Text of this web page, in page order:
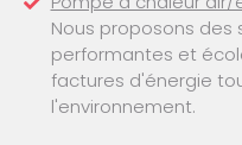
Nous proposons
performantes et
factures d'énergie
l'environnement.